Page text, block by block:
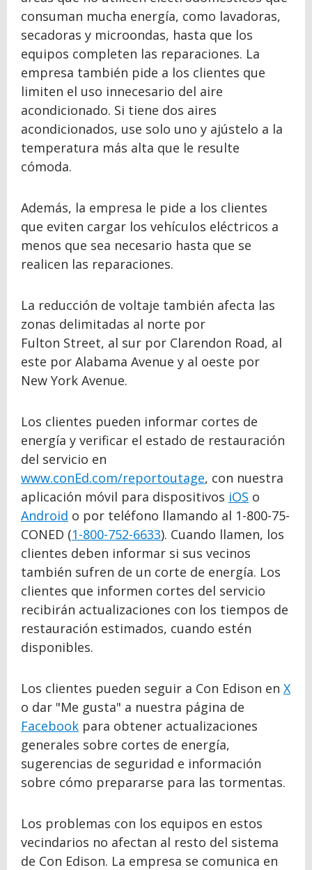
consuman mucha energía, como lavadoras,
secadoras y microondas, hasta que los
equipos completen las reparaciones. La
empresa también pide a los clientes que
limiten el uso innecesario del aire
acondicionado. Si tiene dos aires
acondicionados, use solo uno y ajústelo a la
temperatura más alta que le resulte
cómoda.
Además, la empresa le pide a los clientes
que eviten cargar los vehículos eléctricos a
menos que sea necesario hasta que se
realicen las reparaciones.
La reducción de voltaje también afecta las
zonas delimitadas al norte por
Fulton Street, al sur por Clarendon Road, al
este por Alabama Avenue y al oeste por
New York Avenue.
Los clientes pueden informar cortes de
energía y verificar el estado de restauración
del servicio en
www.conEd.com/reportoutage, con nuestra
aplicación móvil para dispositivos iOS o
Android o por teléfono llamando al 1-800-75-
CONED (1-800-752-6633). Cuando llamen, los
clientes deben informar si sus vecinos
también sufren de un corte de energía. Los
clientes que informen cortes del servicio
recibirán actualizaciones con los tiempos de
restauración estimados, cuando estén
disponibles.
Los clientes pueden seguir a Con Edison en X
o dar "Me gusta" a nuestra página de
Facebook para obtener actualizaciones
generales sobre cortes de energía,
sugerencias de seguridad e información
sobre cómo prepararse para las tormentas.
Los problemas con los equipos en estos
vecindarios no afectan al resto del sistema
de Con Edison. La empresa se comunica en